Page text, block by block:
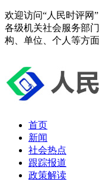
欢迎访问“人民时评网
各级机关社会服务部
构、单位、个人等方
首页
新闻
社会热点
跟踪报道
政策解读